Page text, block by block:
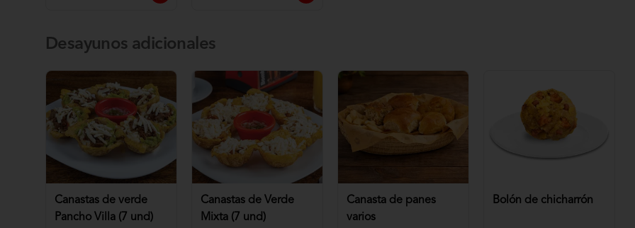
Desayunos adicionales
Canastas de verde
Pancho Villa (7 und)
Canastas de Verde
Mixta (7 und)
Canasta de panes
varios
Bolón de chicharrón